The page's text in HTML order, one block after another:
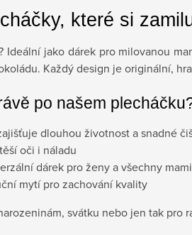
které si
Ideální jako dárek pro milovanou
Každý design je originální,
po našem
dlouhou životnost a snadné
oči i náladu
dárek pro ženy a všechny
mytí pro zachování kvality
svátku nebo jen tak pro